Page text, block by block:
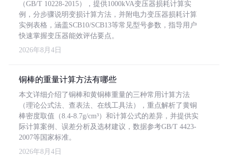
（GB/T 10228-2015），提供1000kVA变压器损耗计算实
例，分步骤说明变损计算方法，并附电力变压器损耗计算
实例表格，涵盖SCB10/SCB13等常见型号参数，指导用户
快速掌握变压器能效评估要点。
2026年8月4日
铜棒的重量计算方法有哪些
本文详细介绍了铜棒和黄铜棒重量的三种常用计算方法
（理论公式法、查表法、在线工具法），重点解析了黄铜
棒密度取值（8.4-8.7g/cm³）和计算公式的差异，并提供实
际计算案例、误差分析及选材建议，数据参考GB/T 4423-
2007等国家标准。
2026年8月4日